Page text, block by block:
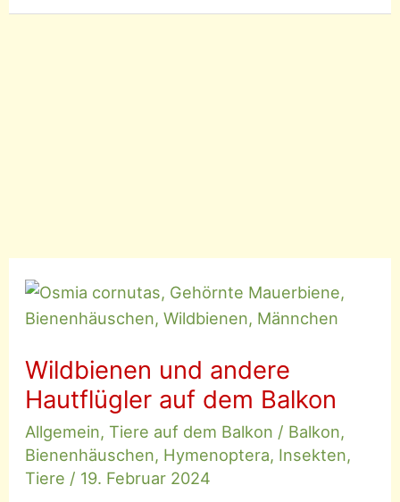
–
Wildbienen und andere
Hautflügler auf dem Balkon
Allgemein, Tiere auf dem Balkon / Balkon,
Bienenhäuschen, Hymenoptera, Insekten,
Tiere / 19. Februar 2024